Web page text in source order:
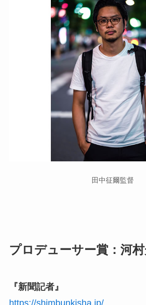
田中征爾監督
プロデューサー賞：河
『新聞記者』